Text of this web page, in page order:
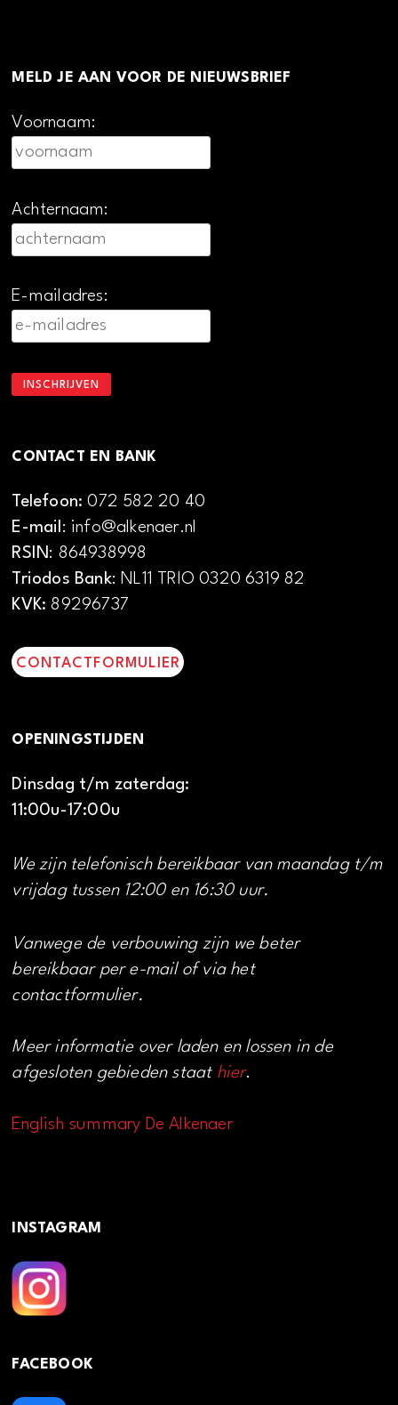
MELD JE AAN VOOR DE NIEUWSBRIEF
Voornaam:
Achternaam:
E-mailadres:
CONTACT EN BANK
Telefoon:072 582 20 40
E-mail: info@alkenaer.nl
RSIN: 864938998
Triodos Bank: NL11 TRIO 0320 6319 82
KVK: 89296737
CONTACTFORMULIER
OPENINGSTIJDEN
Dinsdag t/m zaterdag:
11:00u-17:00u
We zijn telefonisch bereikbaar van maandag t/m
vrijdag tussen 12:00 en 16:30 uur.
Vanwege de verbouwing zijn we beter
bereikbaar per e-mail of via het
contactformulier.
Meer informatie over laden en lossen in de
afgesloten gebieden staat hier.
English summary De Alkenaer
INSTAGRAM
FACEBOOK